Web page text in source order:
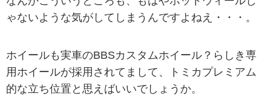
ゃないような気がしてしまうんですよねえ・・・。
ホイールも実車のBBSカスタムホイール？らしき専
用ホイールが採用されてまして、トミカプレミアム
的な立ち位置と思えばいいでしょうか。